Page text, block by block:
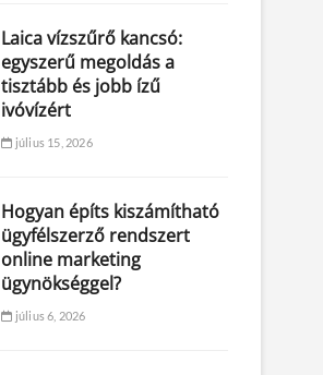
Laica vízszűrő kancsó:
egyszerű megoldás a
tisztább és jobb ízű
ivóvízért
július 15, 2026
Hogyan építs kiszámítható
ügyfélszerző rendszert
online marketing
ügynökséggel?
július 6, 2026